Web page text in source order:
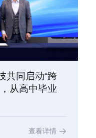
共同启动“跨
从高中毕业
查看详情